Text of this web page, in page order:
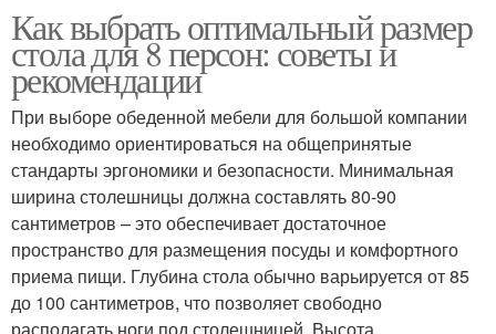
Как выбрать оптимальный размер
стола для 8 персон: советы и
рекомендации
При выборе обеденной мебели для большой компании
необходимо ориентироваться на общепринятые
стандарты эргономики и безопасности. Минимальная
ширина столешницы должна составлять 80-90
сантиметров – это обеспечивает достаточное
пространство для размещения посуды и комфортного
приема пищи. Глубина стола обычно варьируется от 85
до 100 сантиметров, что позволяет свободно
располагать ноги под столешницей. Высота